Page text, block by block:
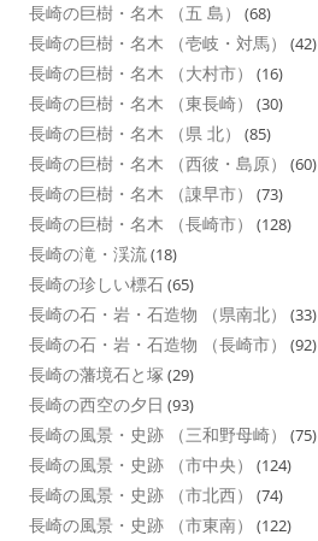
長崎の巨樹・名木 （五 島） (68)
長崎の巨樹・名木 （壱岐・対馬） (42)
長崎の巨樹・名木 （大村市） (16)
長崎の巨樹・名木 （東長崎） (30)
長崎の巨樹・名木 （県 北） (85)
長崎の巨樹・名木 （西彼・島原） (60)
長崎の巨樹・名木 （諌早市） (73)
長崎の巨樹・名木 （長崎市） (128)
長崎の滝・渓流(18)
長崎の珍しい標石(65)
長崎の石・岩・石造物 （県南北） (33)
長崎の石・岩・石造物 （長崎市） (92)
長崎の藩境石と塚 (29)
長崎の西空の夕日 (93)
長崎の風景・史跡 （三和野母崎） (75)
長崎の風景・史跡 （市中央） (124)
長崎の風景・史跡 （市北西） (74)
長崎の風景・史跡 （市東南） (122)